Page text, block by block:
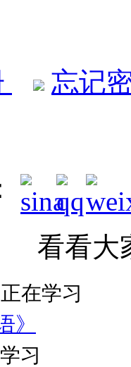
忘记
看看大
正在学习
》
习